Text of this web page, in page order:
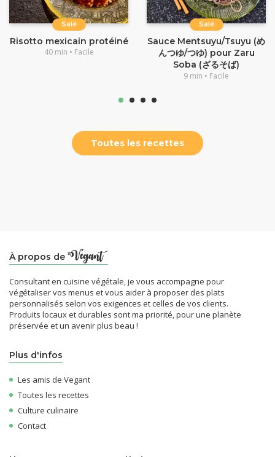
Salé
Risotto mexicain protéiné
40 min • Facile
Salé
Sauce Mentsuyu/Tsuyu (め
んつゆ/つゆ) pour Zaru
Soba (ざるそば)
9 min • Facile
Toutes les recettes
À propos de
Consultant en cuisine végétale, je vous accompagne pour
végétaliser vos menus et vous aider à proposer des plats
personnalisés selon vos exigences et celles de vos clients.
Produits locaux et durables sont ma priorité, pour une planète
préservée et un avenir plus beau !
Plus d'infos
Les amis de Vegant
Toutes les recettes
Culture culinaire
Contact